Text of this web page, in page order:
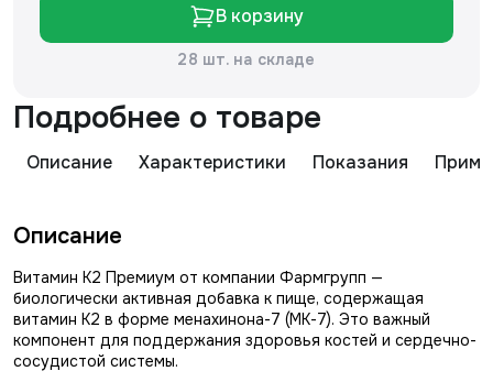
В корзину
28 шт. на складе
Подробнее о товаре
Описание Характеристики Показания
Описание
Витамин К2 Премиум от компании Фармгрупп —
биологически активная добавка к пище, содержащая
витамин K2 в форме менахинона-7 (МК-7). Это важный
компонент для поддержания здоровья костей и сердечно-
сосудистой системы.